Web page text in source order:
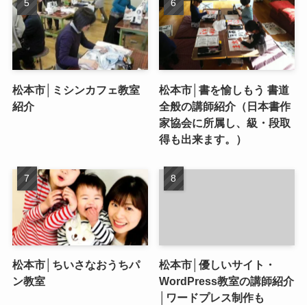
松本市│ミシンカフェ教室
紹介
松本市│書を愉しもう 書道
全般の講師紹介（日本書作
家協会に所属し、級・段取
得も出来ます。）
松本市│ちいさなおうちパ
ン教室
松本市│優しいサイト・
WordPress教室の講師紹介
│ワードプレス制作も